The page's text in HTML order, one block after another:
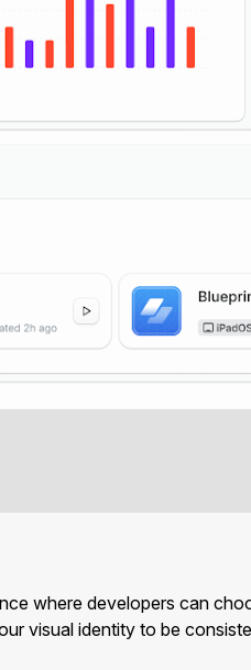
where developers can
visual identity to be